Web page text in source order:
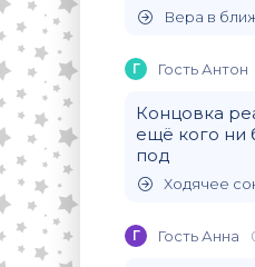
Вера в
Г Гость Антон
Концовка
ещё кого ни
под
Ходячее
Г Гость Анна